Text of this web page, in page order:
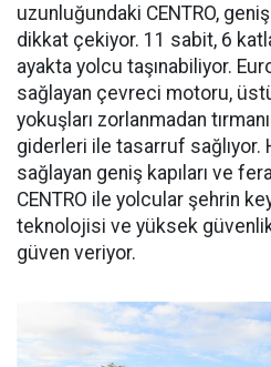
uzunluğundaki CENTRO,
dikkat çekiyor. 11 sabit, 6
ayakta yolcu taşınabiliyor.
sağlayan çevreci motoru,
yokuşları zorlanmadan
giderleri ile tasarruf sağlıyor.
sağlayan geniş kapıları ve
CENTRO ile yolcular şehrin
teknolojisi ve yüksek
güven veriyor.